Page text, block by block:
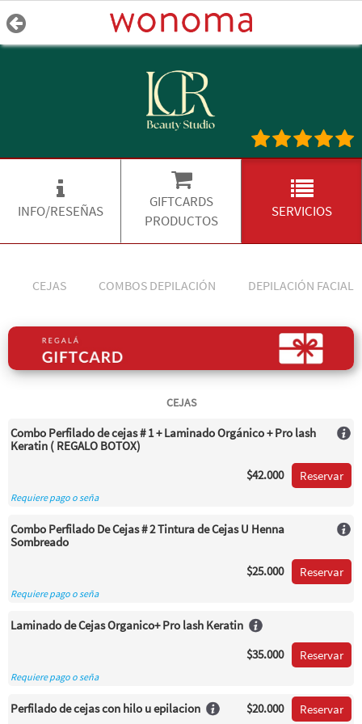
INFO/RESEÑAS
GIFTCARDS
PRODUCTOS
SERVICIOS
CEJAS COMBOS DEPILACIÓN DEPILACIÓN FACIAL
CEJAS
Combo Perfilado de cejas # 1 + Laminado Orgánico + Pro lash
Keratin ( REGALO BOTOX)
$42.000
Reservar
Requiere pago o seña
Combo Perfilado De Cejas # 2 Tintura de Cejas U Henna
Sombreado
$25.000
Reservar
Requiere pago o seña
Laminado de Cejas Organico+ Pro lash Keratin
$35.000
Reservar
Requiere pago o seña
Perfilado de cejas con hilo u epilacion $20.000 Reservar